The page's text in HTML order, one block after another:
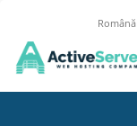
Română